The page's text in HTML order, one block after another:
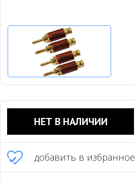
НЕТ В НАЛИЧИИ
добавить в избранное